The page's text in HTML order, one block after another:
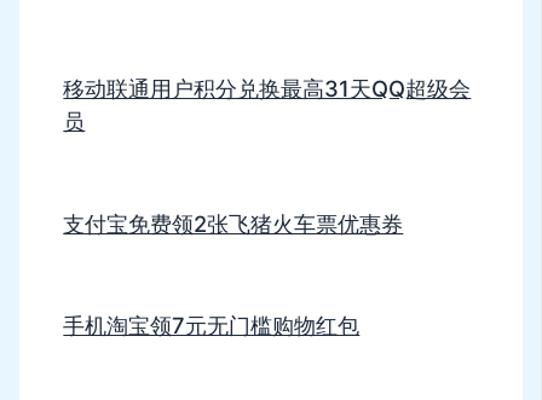
移动联通用户积分兑换最高31天QQ超级会
员
支付宝免费领2张飞猪火车票优惠券
手机淘宝领7元无门槛购物红包